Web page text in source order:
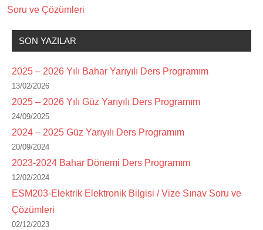
Soru ve Çözümleri
SON YAZILAR
2025 – 2026 Yılı Bahar Yarıyılı Ders Programım
13/02/2026
2025 – 2026 Yılı Güz Yarıyılı Ders Programım
24/09/2025
2024 – 2025 Güz Yarıyılı Ders Programım
20/09/2024
2023-2024 Bahar Dönemi Ders Programım
12/02/2024
ESM203-Elektrik Elektronik Bilgisi / Vize Sınav Soru ve
Çözümleri
02/12/2023